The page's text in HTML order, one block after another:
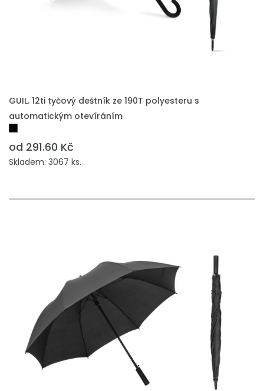
GUIL. 12ti tyčový deštník ze 190T polyesteru s
automatickým otevíráním
od 291.60 Kč
Skladem: 3067 ks.